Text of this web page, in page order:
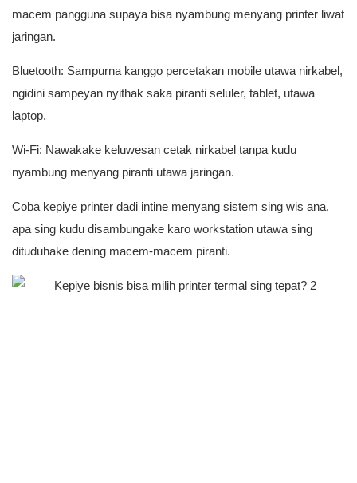
macem pangguna supaya bisa nyambung menyang printer liwat
jaringan.
Bluetooth: Sampurna kanggo percetakan mobile utawa nirkabel,
ngidini sampeyan nyithak saka piranti seluler, tablet, utawa
laptop.
Wi-Fi: Nawakake keluwesan cetak nirkabel tanpa kudu
nyambung menyang piranti utawa jaringan.
Coba kepiye printer dadi intine menyang sistem sing wis ana,
apa sing kudu disambungake karo workstation utawa sing
dituduhake dening macem-macem piranti.